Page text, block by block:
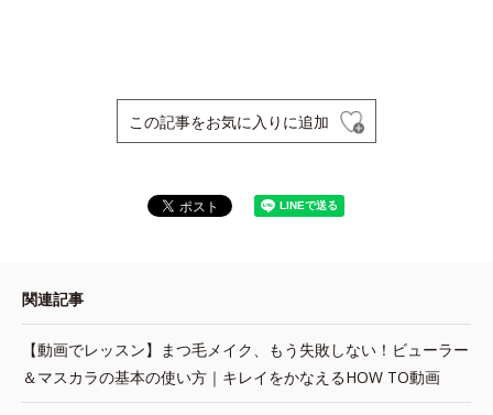
この記事をお気に入りに追加
関連記事
【動画でレッスン】まつ毛メイク、もう失敗しない！ビューラー
＆マスカラの基本の使い方｜キレイをかなえるHOW TO動画